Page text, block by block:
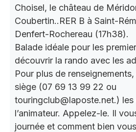
Choisel, le château de
Coubertin..RER B à Saint-
Denfert-Rochereau (17h38).
Balade idéale pour les
découvrir la rando avec les
Pour plus de
siège (07 69 13 99 22 ou
touringclub@laposte.net.)
l’animateur. Appelez-le. Il
journée et comment bien